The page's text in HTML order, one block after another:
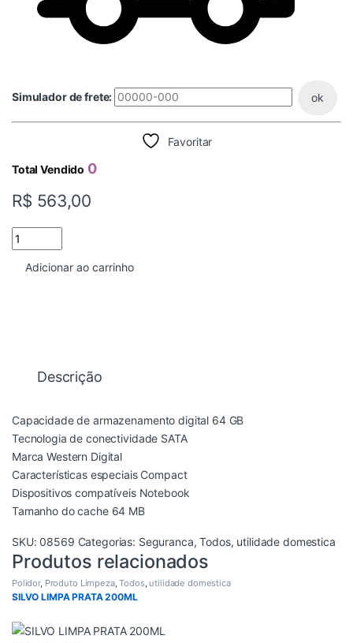
Simulador de frete: ok
Favoritar
Total Vendido 0
R$ 563,00
HD SATA 1TB DW PURPLE quantidade
Adicionar ao carrinho
Descrição
Capacidade de armazenamento digital 64 GB
Tecnologia de conectividade SATA
Marca Western Digital
Características especiais Compact
Dispositivos compatíveis Notebook
Tamanho do cache 64 MB
SKU:08569 Categorias: Seguranca,Todos, utilidade domestica
Produtos relacionados
Polidor, Produto Limpeza,Todos, utilidade domestica
SILVO LIMPA PRATA 200ML